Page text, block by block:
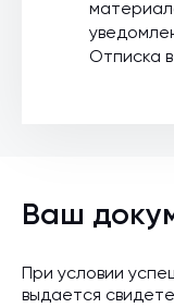
Отписка
Ваш
При условии
выдается